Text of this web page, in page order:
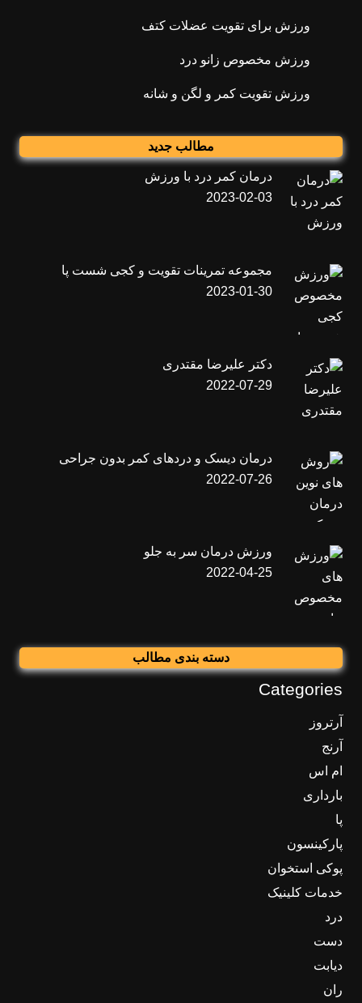
ورزش برای تقویت عضلات کتف
ورزش مخصوص زانو درد
ورزش تقویت کمر و لگن و شانه
مطالب جدید
درمان کمر درد با ورزش
2023-02-03
مجموعه تمرینات تقویت و کجی شست پا
2023-01-30
دکتر علیرضا مقتدری
2022-07-29
درمان دیسک و دردهای کمر بدون جراحی
2022-07-26
ورزش درمان سر به جلو
2022-04-25
دسته بندی مطالب
Categories
آرتروز
آرنج
ام اس
بارداری
پا
پارکینسون
پوکی استخوان
خدمات کلینیک
درد
دست
دیابت
ران